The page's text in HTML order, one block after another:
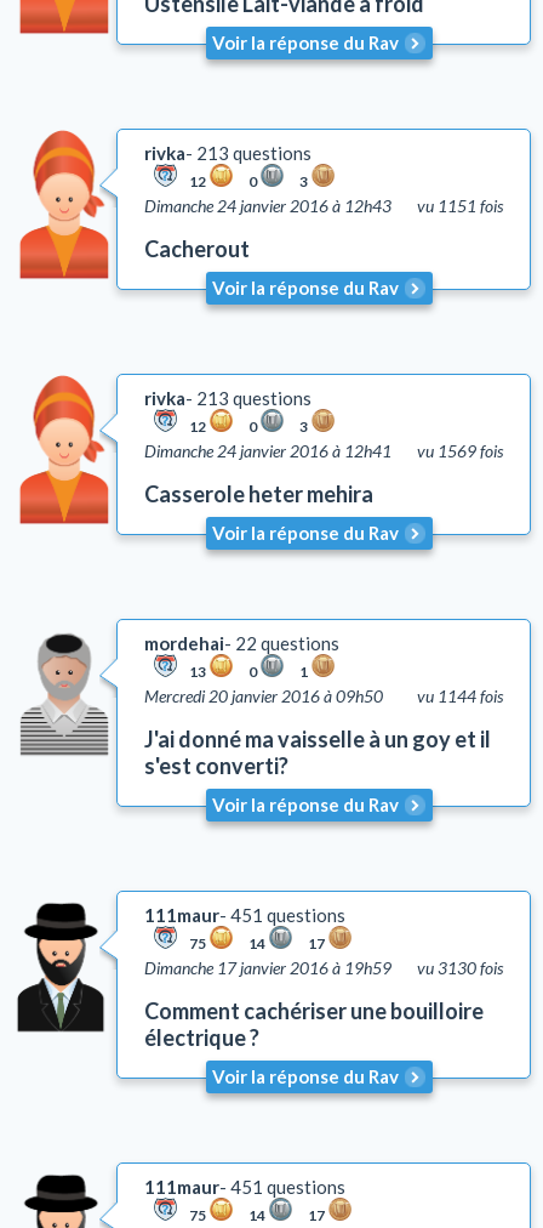
Voir la réponse du Rav
rivka 213 questions
12 0 3
vu 1151 fois
Dimanche 24 janvier 2016 à 12h43
Cacherout
Voir la réponse du Rav
rivka 213 questions
12 0 3
vu 1569 fois
Dimanche 24 janvier 2016 à 12h41
Casserole heter mehira
Voir la réponse du Rav
mordehai 22 questions
13 0 1
vu 1144 fois
Mercredi 20 janvier 2016 à 09h50
J'ai donné ma vaisselle à un goy et il
s'est converti?
Voir la réponse du Rav
111maur 451 questions
75 14 17
vu 3130 fois
Dimanche 17 janvier 2016 à 19h59
Comment cachériser une bouilloire
électrique ?
Voir la réponse du Rav
111maur 451 questions
75 14 17